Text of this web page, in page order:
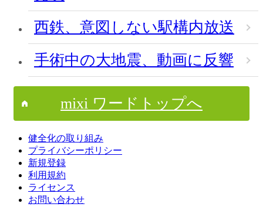
西鉄、意図しない駅構内放送
手術中の大地震、動画に反響
mixi ワードトップへ
健全化の取り組み
プライバシーポリシー
新規登録
利用規約
ライセンス
お問い合わせ